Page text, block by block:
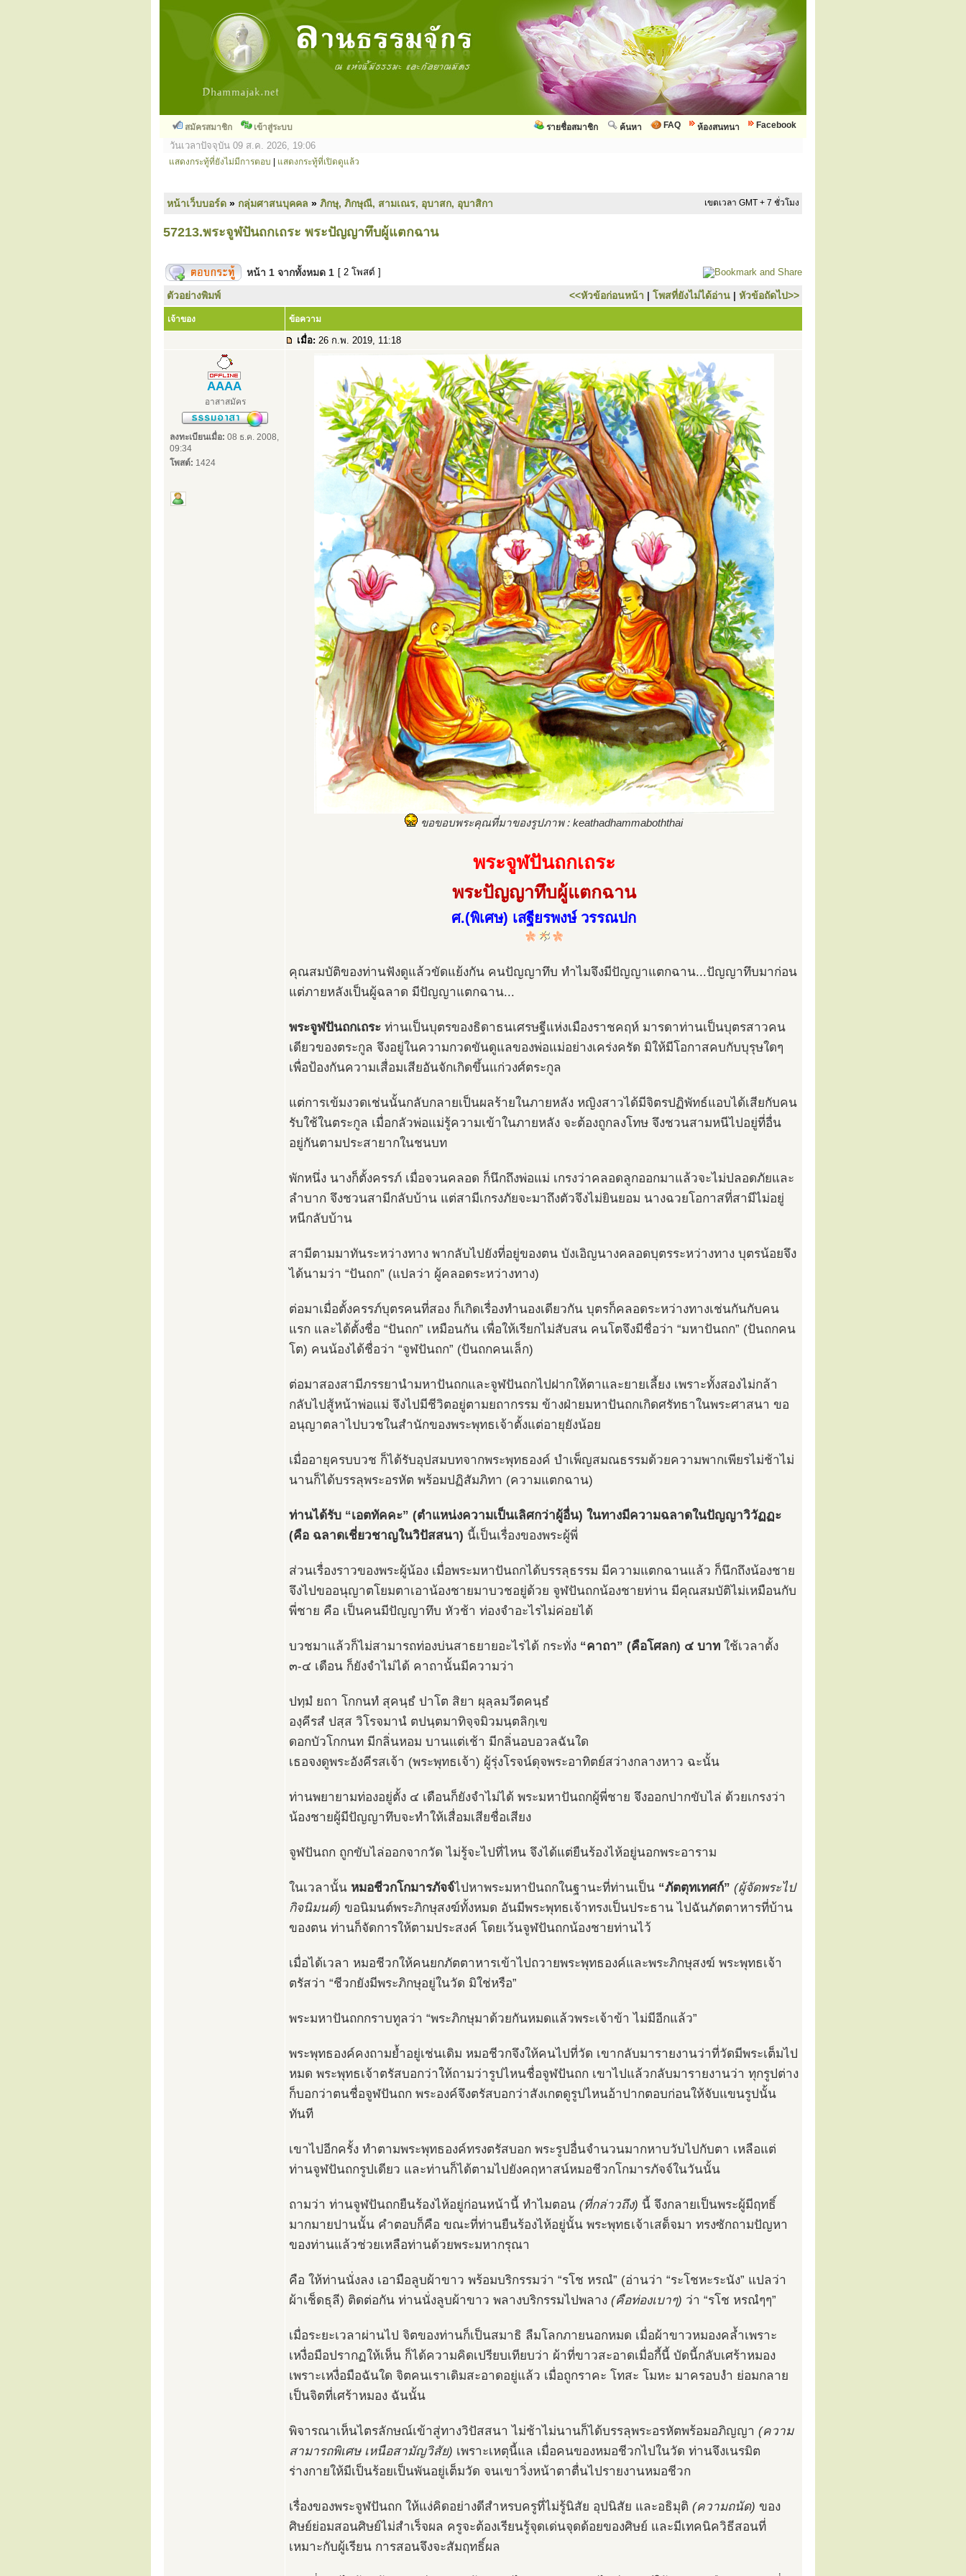
สมัครสมาชิก เข้าสู่ระบบ Facebook
ห้องสนทนา
FAQ
ค้นหา
รายชื่อสมาชิก
วันเวลาปัจจุบัน 09 ส.ค. 2026, 19:06
แสดงกระทู้ที่ยังไม่มีการตอบ แสดงกระทู้ที่เปิดดูแล้ว
หน้าเว็บบอร์ด » กลุ่มศาสนบุคคล » ภิกษุ, ภิกษุณี, สามเณร, อุบาสก, อุบาสิกา เขตเวลา GMT + 7 ชั่วโมง
57213.พระจูฬปันถกเถระ พระปัญญาทึบผู้แตกฉาน
หน้า 1 จากทั้งหมด 1 [ 2 โพสต์ ]
ตัวอย่างพิมพ์ <<หัวข้อก่อนหน้า | โพสที่ยังไม่ได้อ่าน | หัวข้อถัดไป>>
เจ้าของ ข้อความ
เมื่อ: 26 ก.พ. 2019, 11:18
AAAA
อาสาสมัคร
ลงทะเบียนเมื่อ: 08 ธ.ค. 2008,
09:34
โพสต์: 1424
ขอขอบพระคุณที่มาของรูปภาพ : keathadhammaboththai
พระจูฬปันถกเถระ
พระปัญญาทึบผู้แตกฉาน
ศ.(พิเศษ) เสฐียรพงษ์ วรรณปก
คุณสมบัติของท่านฟังดูแล้วขัดแย้งกัน คนปัญญาทึบ ทำไมจึงมีปัญญาแตกฉาน...ปัญญาทึบมาก่อน
แต่ภายหลังเป็นผู้ฉลาด มีปัญญาแตกฉาน...
พระจูฬปันถกเถระ ท่านเป็นบุตรของธิดาธนเศรษฐีแห่งเมืองราชคฤห์ มารดาท่านเป็นบุตรสาวคน
เดียวของตระกูล จึงอยู่ในความกวดขันดูแลของพ่อแม่อย่างเคร่งครัด มิให้มีโอกาสคบกับบุรุษใดๆ
เพื่อป้องกันความเสื่อมเสียอันจักเกิดขึ้นแก่วงศ์ตระกูล
แต่การเข้มงวดเช่นนั้นกลับกลายเป็นผลร้ายในภายหลัง หญิงสาวได้มีจิตรปฏิพัทธ์แอบได้เสียกับคน
รับใช้ในตระกูล เมื่อกลัวพ่อแม่รู้ความเข้าในภายหลัง จะต้องถูกลงโทษ จึงชวนสามหนีไปอยู่ที่อื่น
อยู่กันตามประสายากในชนบท
พักหนึ่ง นางก็ตั้งครรภ์ เมื่อจวนคลอด ก็นึกถึงพ่อแม่ เกรงว่าคลอดลูกออกมาแล้วจะไม่ปลอดภัยและ
ลำบาก จึงชวนสามีกลับบ้าน แต่สามีเกรงภัยจะมาถึงตัวจึงไม่ยินยอม นางฉวยโอกาสที่สามีไม่อยู่
หนีกลับบ้าน
สามีตามมาทันระหว่างทาง พากลับไปยังที่อยู่ของตน บังเอิญนางคลอดบุตรระหว่างทาง บุตรน้อยจึง
ได้นามว่า “ปันถก” (แปลว่า ผู้คลอดระหว่างทาง)
ต่อมาเมื่อตั้งครรภ์บุตรคนที่สอง ก็เกิดเรื่องทำนองเดียวกัน บุตรก็คลอดระหว่างทางเช่นกันกับคน
แรก และได้ตั้งชื่อ “ปันถก” เหมือนกัน เพื่อให้เรียกไม่สับสน คนโตจึงมีชื่อว่า “มหาปันถก” (ปันถกคน
โต) คนน้องได้ชื่อว่า “จูฬปันถก” (ปันถกคนเล็ก)
ต่อมาสองสามีภรรยานำมหาปันถกและจูฬปันถกไปฝากให้ตาและยายเลี้ยง เพราะทั้งสองไม่กล้า
กลับไปสู้หน้าพ่อแม่ จึงไปมีชีวิตอยู่ตามยถากรรม ข้างฝ่ายมหาปันถกเกิดศรัทธาในพระศาสนา ขอ
อนุญาตลาไปบวชในสำนักของพระพุทธเจ้าตั้งแต่อายุยังน้อย
เมื่ออายุครบบวช ก็ได้รับอุปสมบทจากพระพุทธองค์ บำเพ็ญสมณธรรมด้วยความพากเพียรไม่ช้าไม่
นานก็ได้บรรลุพระอรหัต พร้อมปฏิสัมภิทา (ความแตกฉาน)
ท่านได้รับ “เอตทัคคะ” (ตำแหน่งความเป็นเลิศกว่าผู้อื่น) ในทางมีความฉลาดในปัญญาวิวัฏฏะ
(คือ ฉลาดเชี่ยวชาญในวิปัสสนา) นี้เป็นเรื่องของพระผู้พี่
ส่วนเรื่องราวของพระผู้น้อง เมื่อพระมหาปันถกได้บรรลุธรรม มีความแตกฉานแล้ว ก็นึกถึงน้องชาย
จึงไปขออนุญาตโยมตาเอาน้องชายมาบวชอยู่ด้วย จูฬปันถกน้องชายท่าน มีคุณสมบัติไม่เหมือนกับ
พี่ชาย คือ เป็นคนมีปัญญาทึบ หัวช้า ท่องจำอะไรไม่ค่อยได้
บวชมาแล้วก็ไม่สามารถท่องบ่นสาธยายอะไรได้ กระทั่ง “คาถา” (คือโศลก) ๔ บาท ใช้เวลาตั้ง
๓-๔ เดือน ก็ยังจำไม่ได้ คาถานั้นมีความว่า
ปทฺมํ ยถา โกกนทํ สุคนฺธํ ปาโต สิยา ผุลฺลมวีตคนฺธํ
องฺคีรสํ ปสฺส วิโรจมานํ ตปนฺตมาทิจฺจมิวมนฺตลิกฺเข
ดอกบัวโกกนท มีกลิ่นหอม บานแต่เช้า มีกลิ่นอบอวลฉันใด
เธอจงดูพระอังคีรสเจ้า (พระพุทธเจ้า) ผู้รุ่งโรจน์ดุจพระอาทิตย์สว่างกลางหาว ฉะนั้น
ท่านพยายามท่องอยู่ตั้ง ๔ เดือนก็ยังจำไม่ได้ พระมหาปันถกผู้พี่ชาย จึงออกปากขับไล่ ด้วยเกรงว่า
น้องชายผู้มีปัญญาทึบจะทำให้เสื่อมเสียชื่อเสียง
จูฬปันถก ถูกขับไล่ออกจากวัด ไม่รู้จะไปที่ไหน จึงได้แต่ยืนร้องไห้อยู่นอกพระอาราม
ในเวลานั้น หมอชีวกโกมารภัจจ์ไปหาพระมหาปันถกในฐานะที่ท่านเป็น “ภัตตุทเทศก์” (ผู้จัดพระไป
กิจนิมนต์) ขอนิมนต์พระภิกษุสงฆ์ทั้งหมด อันมีพระพุทธเจ้าทรงเป็นประธาน ไปฉันภัตตาหารที่บ้าน
ของตน ท่านก็จัดการให้ตามประสงค์ โดยเว้นจูฬปันถกน้องชายท่านไว้
เมื่อได้เวลา หมอชีวกให้คนยกภัตตาหารเข้าไปถวายพระพุทธองค์และพระภิกษุสงฆ์ พระพุทธเจ้า
ตรัสว่า “ชีวกยังมีพระภิกษุอยู่ในวัด มิใช่หรือ”
พระมหาปันถกกราบทูลว่า “พระภิกษุมาด้วยกันหมดแล้วพระเจ้าข้า ไม่มีอีกแล้ว”
พระพุทธองค์คงถามย้ำอยู่เช่นเดิม หมอชีวกจึงให้คนไปที่วัด เขากลับมารายงานว่าที่วัดมีพระเต็มไป
หมด พระพุทธเจ้าตรัสบอกว่าให้ถามว่ารูปไหนชื่อจูฬปันถก เขาไปแล้วกลับมารายงานว่า ทุกรูปต่าง
ก็บอกว่าตนชื่อจูฬปันถก พระองค์จึงตรัสบอกว่าสังเกตดูรูปไหนอ้าปากตอบก่อนให้จับแขนรูปนั้น
ทันที
เขาไปอีกครั้ง ทำตามพระพุทธองค์ทรงตรัสบอก พระรูปอื่นจำนวนมากหาบวับไปกับตา เหลือแต่
ท่านจูฬปันถกรูปเดียว และท่านก็ได้ตามไปยังคฤหาสน์หมอชีวกโกมารภัจจ์ในวันนั้น
ถามว่า ท่านจูฬปันถกยืนร้องไห้อยู่ก่อนหน้านี้ ทำไมตอน (ที่กล่าวถึง) นี้ จึงกลายเป็นพระผู้มีฤทธิ์
มากมายปานนั้น คำตอบก็คือ ขณะที่ท่านยืนร้องไห้อยู่นั้น พระพุทธเจ้าเสด็จมา ทรงซักถามปัญหา
ของท่านแล้วช่วยเหลือท่านด้วยพระมหากรุณา
คือ ให้ท่านนั่งลง เอามือลูบผ้าขาว พร้อมบริกรรมว่า “รโช หรณํ” (อ่านว่า “ระโชหะระนัง” แปลว่า
ผ้าเช็ดธุลี) ติดต่อกัน ท่านนั่งลูบผ้าขาว พลางบริกรรมไปพลาง (คือท่องเบาๆ) ว่า “รโช หรณํๆๆ”
เมื่อระยะเวลาผ่านไป จิตของท่านก็เป็นสมาธิ ลืมโลกภายนอกหมด เมื่อผ้าขาวหมองคล้ำเพราะ
เหงื่อมือปรากฏให้เห็น ก็ได้ความคิดเปรียบเทียบว่า ผ้าที่ขาวสะอาดเมื่อกี้นี้ บัดนี้กลับเศร้าหมอง
เพราะเหงื่อมือฉันใด จิตคนเราเดิมสะอาดอยู่แล้ว เมื่อถูกราคะ โทสะ โมหะ มาครอบงำ ย่อมกลาย
เป็นจิตที่เศร้าหมอง ฉันนั้น
พิจารณาเห็นไตรลักษณ์เข้าสู่ทางวิปัสสนา ไม่ช้าไม่นานก็ได้บรรลุพระอรหัตพร้อมอภิญญา (ความ
สามารถพิเศษ เหนือสามัญวิสัย) เพราะเหตุนี้แล เมื่อคนของหมอชีวกไปในวัด ท่านจึงเนรมิต
ร่างกายให้มีเป็นร้อยเป็นพันอยู่เต็มวัด จนเขาวิ่งหน้าตาตื่นไปรายงานหมอชีวก
เรื่องของพระจูฬปันถก ให้แง่คิดอย่างดีสำหรบครูที่ไม่รู้นิสัย อุปนิสัย และอธิมุติ (ความถนัด) ของ
ศิษย์ย่อมสอนศิษย์ไม่สำเร็จผล ครูจะต้องเรียนรู้จุดเด่นจุดด้อยของศิษย์ และมีเทคนิควิธีสอนที่
เหมาะกับผู้เรียน การสอนจึงจะสัมฤทธิ์ผล